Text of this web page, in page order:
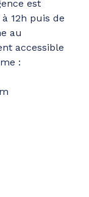
est
12h puis de
au
accessible
: